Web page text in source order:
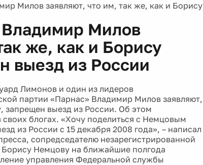
Милов заявляют, что им, так же, как и Борису
Милов
же, как и Борису
выезд из России
Лимонов и один из лидеров
партии «Парнас» Владимир Милов заявляют,
запрещен выезд из России. Об этом
блогах. «Хочу поделиться с Немцовым
из России с 15 декабря 2008 года», – написал
сопредседателю незарегистрированной
Немцову на ближайшие полгода
управления Федеральной службы